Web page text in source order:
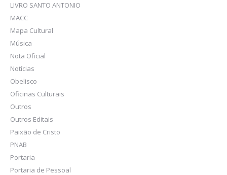
LIVRO SANTO ANTONIO
MACC
Mapa Cultural
Música
Nota Oficial
Notícias
Obelisco
Oficinas Culturais
Outros
Outros Editais
Paixão de Cristo
PNAB
Portaria
Portaria de Pessoal